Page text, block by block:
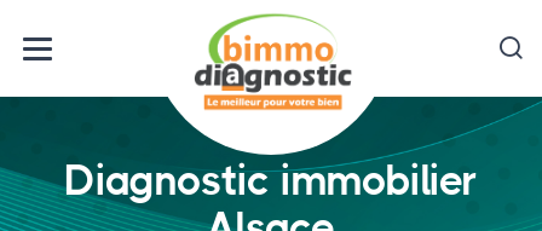
Diagnostic immobilier